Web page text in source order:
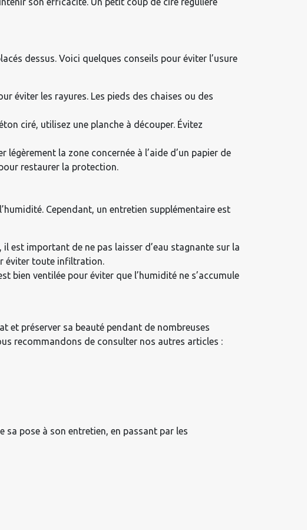
dessus. Voici quelques conseils pour éviter l’usure
éviter les rayures. Les pieds des chaises ou des
ciré, utilisez une planche à découper. Évitez
la zone concernée à l’aide d’un papier de
restaurer la protection.
Cependant, un entretien supplémentaire est
est important de ne pas laisser d’eau stagnante sur la
éviter toute infiltration.
bien ventilée pour éviter que l’humidité ne s’accumule
et préserver sa beauté pendant de nombreuses
recommandons de consulter nos autres articles :
pose à son entretien, en passant par les